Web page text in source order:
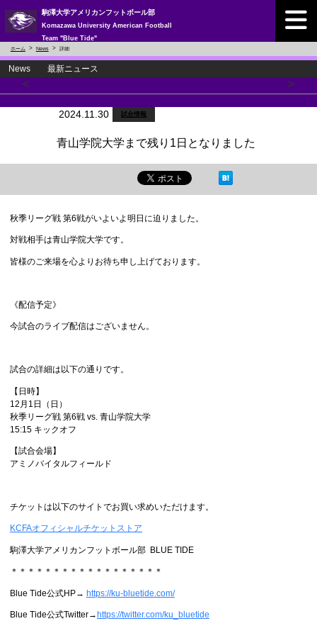
駒澤大学アメリカンフットボール部
Komazawa University American Football
Team "Blue Tide"
ホーム News 詳細
News 最新ニュース
< >
2024.11.30 試合情報
青山学院大学まで残り1日となりました
秋季リーグ戦 第6戦がいよいよ明日に迫りました。
対戦相手は青山学院大学です。
皆様のご来場を心よりお待ち申し上げております。
《配信予定》
今試合のライブ配信はございません。
試合の詳細は以下の通りです。
【日時】
12月1日（日）
秋季リーグ戦 第6戦 vs. 青山学院大学
15:15 キックオフ
【試合会場】
アミノバイタルフィールド
チケットは以下のサイトでお買い求めいただけます。
KCFAオフィシャルチケットストア
駒澤大学アメリカンフットボール部 BLUE TIDE
＊＊＊＊＊＊＊＊＊＊＊＊＊＊＊＊＊＊
Blue Tide公式HP→ https://ku-bluetide.com/
Blue Tide公式Twitter→ https://twitter.com/ku_bluetide